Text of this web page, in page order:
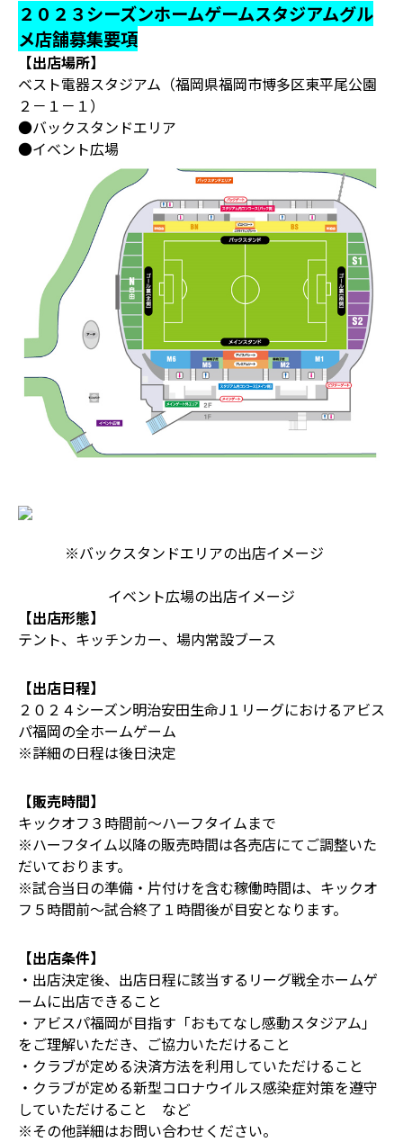
２０２３シーズンホームゲームスタジアムグル
メ店舗募集要項
【出店場所】
ベスト電器スタジアム（福岡県福岡市博多区東平尾公園
２－１－１）
●バックスタンドエリア
●イベント広場
※バックスタンドエリアの出店イメージ
イベント広場の出店イメージ
【出店形態】
テント、キッチンカー、場内常設ブース
【出店日程】
２０２４シーズン明治安田生命J１リーグにおけるアビス
パ福岡の全ホームゲーム
※詳細の日程は後日決定
【販売時間】
キックオフ３時間前～ハーフタイムまで
※ハーフタイム以降の販売時間は各売店にてご調整いた
だいております。
※試合当日の準備・片付けを含む稼働時間は、キックオ
フ５時間前～試合終了１時間後が目安となります。
【出店条件】
・出店決定後、出店日程に該当するリーグ戦全ホームゲ
ームに出店できること
・アビスパ福岡が目指す「おもてなし感動スタジアム」
をご理解いただき、ご協力いただけること
・クラブが定める決済方法を利用していただけること
・クラブが定める新型コロナウイルス感染症対策を遵守
していただけること など
※その他詳細はお問い合わせください。